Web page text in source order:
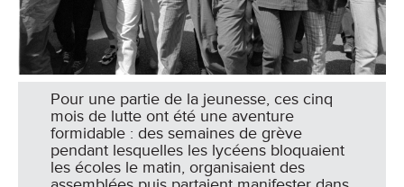
Pour une partie de la jeunesse, ces cinq
mois de lutte ont été une aventure
formidable : des semaines de grève
pendant lesquelles les lycéens bloquaient
les écoles le matin, organisaient des